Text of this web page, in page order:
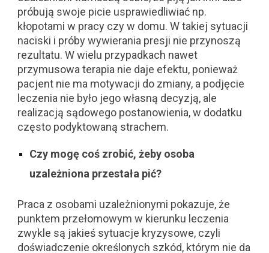
próbują swoje picie usprawiedliwiać np.
kłopotami w pracy czy w domu. W takiej sytuacji
naciski i próby wywierania presji nie przynoszą
rezultatu. W wielu przypadkach nawet
przymusowa terapia nie daje efektu, ponieważ
pacjent nie ma motywacji do zmiany, a podjęcie
leczenia nie było jego własną decyzją, ale
realizacją sądowego postanowienia, w dodatku
często podyktowaną strachem.
Czy mogę coś zrobić, żeby osoba
uzależniona przestała pić?
Praca z osobami uzależnionymi pokazuje, że
punktem przełomowym w kierunku leczenia
zwykle są jakieś sytuacje kryzysowe, czyli
doświadczenie określonych szkód, którym nie da